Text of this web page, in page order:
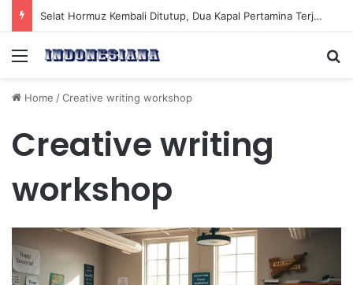
Selat Hormuz Kembali Ditutup, Dua Kapal Pertamina Terjebak di Teluk Arab
Menu
Home /Creative writing workshop
Creative writing
workshop